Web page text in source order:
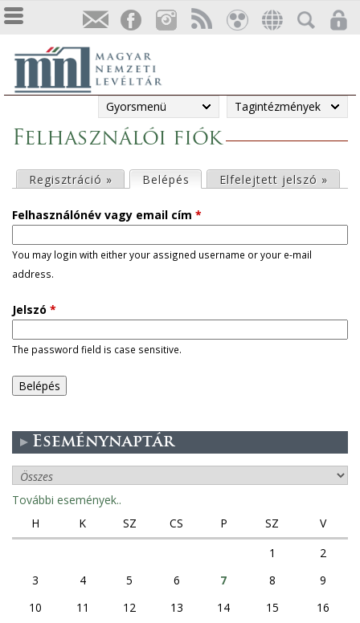
Gyorsmenü Tagintézmények
Felhasználói fiók
l
s
ő
d
l
e
e
s
Regisztráció » Belépés (aktív fül)Elfelejtett jelszó »
Felhasználónév vagy email cím *
You may login with either your assigned username or your e-mail
address.
Jelszó *
The password field is case sensitive.
Eseménynaptár
További események..
H
K SZ CS P SZ
V
1
2
3
4 5 6 7 8
9
10
11 12 13 14 15
16